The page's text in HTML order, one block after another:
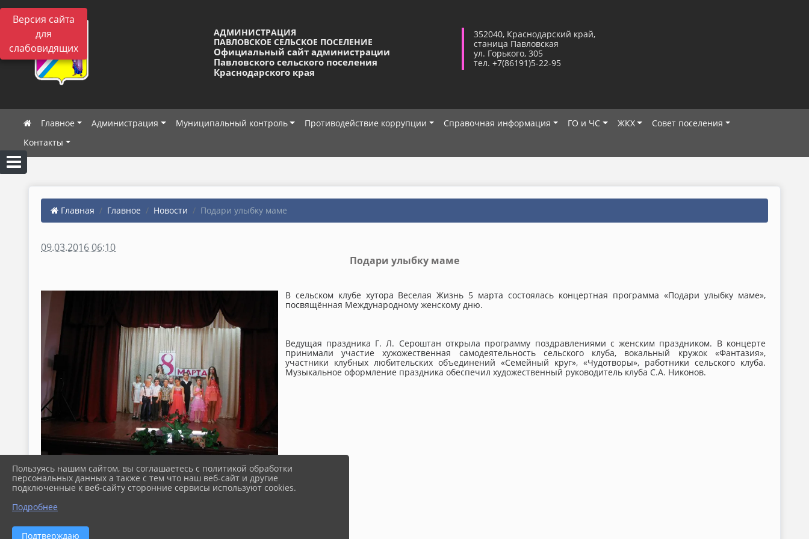
Версия сайта
для
слабовидящих
АДМИНИСТРАЦИЯ
ПАВЛОВСКОЕ СЕЛЬСКОЕ ПОСЕЛЕНИЕ
Официальный сайт администрации
Павловского сельского поселения
Краснодарского края
352040, Краснодарский край,
станица Павловская
ул. Горького, 305
тел. +7(86191)5-22-95
Главное Администрация Муниципальный контроль Противодействие коррупции Справочная информация ГО и ЧС ЖКХ
Совет поселения
Контакты
Главная Главное Новости Подари улыбку маме
09.03.2016 06:10
Подари улыбку маме
В сельском клубе хутора Веселая Жизнь 5 марта состоялась концертная программа «Подари улыбку маме»,
посвящённая Международному женскому дню.
Ведущая праздника Г. Л. Сероштан открыла программу поздравлениями с женским праздником. В концерте
принимали участие хужожественная самодеятельность сельского клуба, вокальный кружок «Фантазия»,
участники клубных любительских объединений «Семейный круг», «Чудотворы», работники сельского клуба.
Музыкальное оформление праздника обеспечил художественный руководитель клуба С.А. Никонов.
Пользуясь нашим сайтом, вы соглашаетесь с политикой обработки
персональных данных а также с тем что наш веб-сайт и другие
подключенные к веб-сайту сторонние сервисы используют cookies.
Подробнее
Подтверждаю